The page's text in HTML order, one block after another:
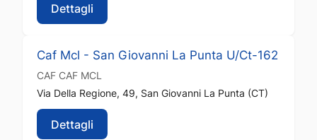
Dettagli
Caf Mcl - San Giovanni La Punta U/Ct-162
CAF CAF MCL
Via Della Regione, 49, San Giovanni La Punta (CT)
Dettagli